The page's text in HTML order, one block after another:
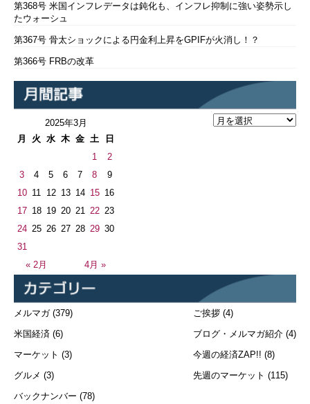
第368号 米国インフレデータは鈍化も、インフレ抑制に強い姿勢示し
たウォーシュ
第367号 骨太ショックによる円金利上昇をGPIFが火消し！？
第366号 FRBの改革
2025年3月
月
火 水 木 金 土 日
« 2月 4月 »
1
2
3
4 5 6 7 8
9
10 11 12 13 14 15 16
17 18 19 20 21 22 23
24 25 26 27 28 29 30
31
メルマガ(379)
米国経済 (6)
マーケット (3)
グルメ (3)
バックナンバー (78)
ご挨拶 (4)
ブログ・メルマガ紹介 (4)
今週の経済ZAP!! (8)
先週のマーケット (115)